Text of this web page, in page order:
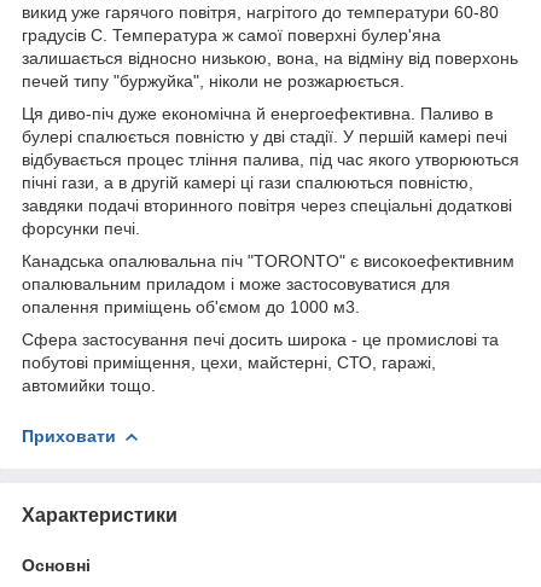
викид уже гарячого повітря, нагрітого до температури 60-80
градусів С. Температура ж самої поверхні булер'яна
залишається відносно низькою, вона, на відміну від поверхонь
печей типу "буржуйка", ніколи не розжарюється.
Ця диво-піч дуже економічна й енергоефективна. Паливо в
булері спалюється повністю у дві стадії. У першій камері печі
відбувається процес тління палива, під час якого утворюються
пічні гази, а в другій камері ці гази спалюються повністю,
завдяки подачі вторинного повітря через спеціальні додаткові
форсунки печі.
Канадська опалювальна піч "TORONTO" є високоефективним
опалювальним приладом і може застосовуватися для
опалення приміщень об'ємом до 1000 м3.
Сфера застосування печі досить широка - це промислові та
побутові приміщення, цехи, майстерні, СТО, гаражі,
автомийки тощо.
Приховати
Характеристики
Основні